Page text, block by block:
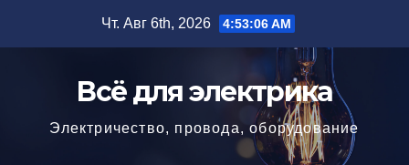
Чт. Авг 6th, 2026 4:53:07 AM
Всё для электрика
Электричество, провода, оборудование